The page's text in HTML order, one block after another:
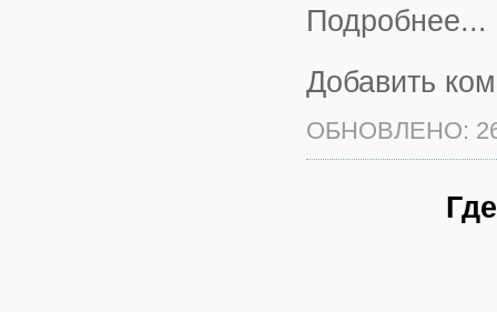
Подробнее...
Добавить
ОБНОВЛЕНО: